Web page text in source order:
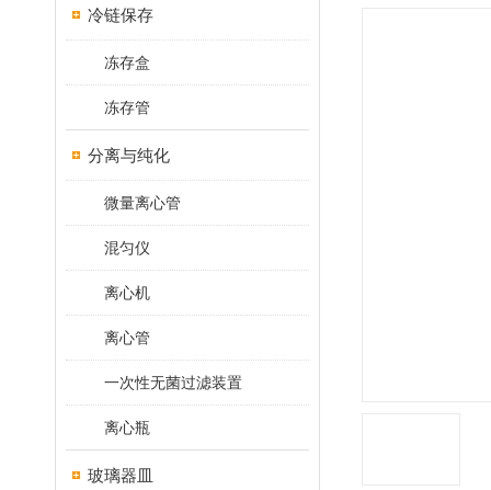
冷链保存
冻存盒
冻存管
分离与纯化
微量离心管
混匀仪
离心机
离心管
一次性无菌过滤装置
离心瓶
玻璃器皿